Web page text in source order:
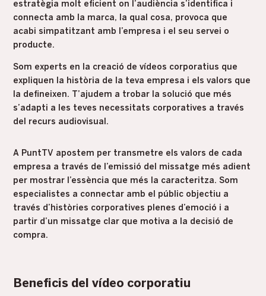
estratègia molt eficient on l’audiència s’identifica i
connecta amb la marca, la qual cosa, provoca que
acabi simpatitzant amb l’empresa i el seu servei o
producte.
Som experts en la creació de vídeos corporatius que
expliquen la història de la teva empresa i els valors que
la defineixen. T’ajudem a trobar la solució que més
s’adapti a les teves necessitats corporatives a través
del recurs audiovisual.
A PuntTV apostem per transmetre els valors de cada
empresa a través de l’emissió del missatge més adient
per mostrar l’essència que més la caracteritza. Som
especialistes a connectar amb el públic objectiu a
través d’històries corporatives plenes d’emoció i a
partir d’un missatge clar que motiva a la decisió de
compra.
Beneficis del vídeo corporatiu